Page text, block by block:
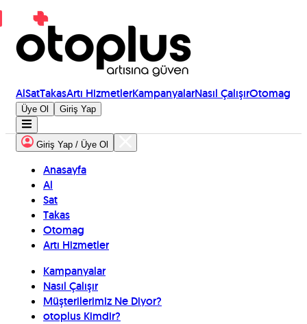
AlSatTakasArtı HizmetlerKampanyalarNasıl ÇalışırOtomag
Üye Ol Giriş Yap
Giriş Yap / Üye Ol
Anasayfa
Al
Sat
Takas
Otomag
Artı Hizmetler
Kampanyalar
Nasıl Çalışır
Müşterilerimiz Ne Diyor?
otoplus Kimdir?